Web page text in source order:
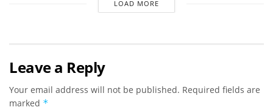
LOAD MORE
Leave a Reply
Your email address will not be published. Required fields are
marked *